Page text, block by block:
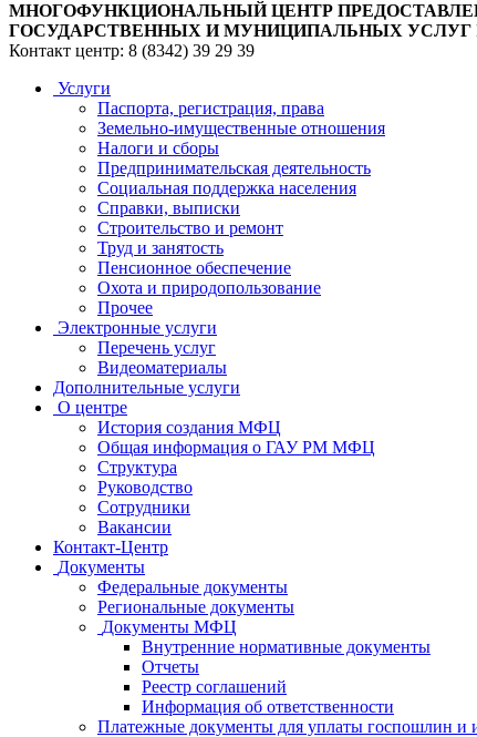
МНОГОФУНКЦИОНАЛЬНЫЙ ЦЕНТР
ГОСУДАРСТВЕННЫХ И МУНИЦИПАЛЬНЫХ УСЛУГ
Контакт центр: 8 (8342) 39 29 39
Услуги
Паспорта, регистрация, права
Земельно-имущественные отношения
Налоги и сборы
Предпринимательская деятельность
Социальная поддержка населения
Справки, выписки
Строительство и ремонт
Труд и занятость
Пенсионное обеспечение
Охота и природопользование
Прочее
Электронные услуги
Перечень услуг
Видеоматериалы
Дополнительные услуги
О центре
История создания МФЦ
Общая информация о ГАУ РМ МФЦ
Структура
Руководство
Сотрудники
Вакансии
Контакт-Центр
Документы
Федеральные документы
Региональные документы
Документы МФЦ
Внутренние нормативные документы
Отчеты
Реестр соглашений
Информация об ответственности
Платежные документы для уплаты госпошлин и